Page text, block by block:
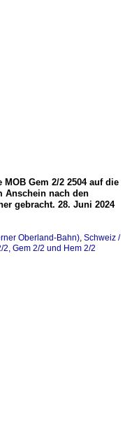
Gem 2/2 2504 auf die
Anschein nach den
gebracht. 28. Juni 2024
Oberland-Bahn) Schweiz /
Gem 2/2 und Hem 2/2